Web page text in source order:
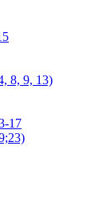
8, 9, 13)
17